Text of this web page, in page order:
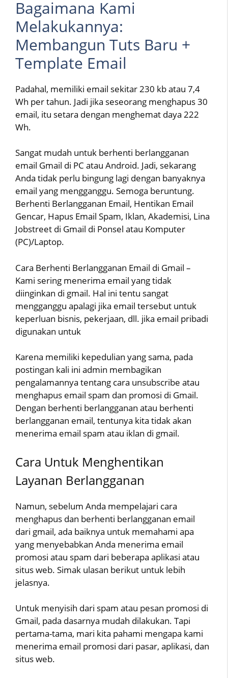
Bagaimana Kami
Melakukannya:
Membangun Tuts Baru +
Template Email
Padahal, memiliki email sekitar 230 kb atau 7,4
Wh per tahun. Jadi jika seseorang menghapus 30
email, itu setara dengan menghemat daya 222
Wh.
Sangat mudah untuk berhenti berlangganan
email Gmail di PC atau Android. Jadi, sekarang
Anda tidak perlu bingung lagi dengan banyaknya
email yang mengganggu. Semoga beruntung.
Berhenti Berlangganan Email, Hentikan Email
Gencar, Hapus Email Spam, Iklan, Akademisi, Lina
Jobstreet di Gmail di Ponsel atau Komputer
(PC)/Laptop.
Cara Berhenti Berlangganan Email di Gmail –
Kami sering menerima email yang tidak
diinginkan di gmail. Hal ini tentu sangat
mengganggu apalagi jika email tersebut untuk
keperluan bisnis, pekerjaan, dll. jika email pribadi
digunakan untuk
Karena memiliki kepedulian yang sama, pada
postingan kali ini admin membagikan
pengalamannya tentang cara unsubscribe atau
menghapus email spam dan promosi di Gmail.
Dengan berhenti berlangganan atau berhenti
berlangganan email, tentunya kita tidak akan
menerima email spam atau iklan di gmail.
Cara Untuk Menghentikan
Layanan Berlangganan
Namun, sebelum Anda mempelajari cara
menghapus dan berhenti berlangganan email
dari gmail, ada baiknya untuk memahami apa
yang menyebabkan Anda menerima email
promosi atau spam dari beberapa aplikasi atau
situs web. Simak ulasan berikut untuk lebih
jelasnya.
Untuk menyisih dari spam atau pesan promosi di
Gmail, pada dasarnya mudah dilakukan. Tapi
pertama-tama, mari kita pahami mengapa kami
menerima email promosi dari pasar, aplikasi, dan
situs web.